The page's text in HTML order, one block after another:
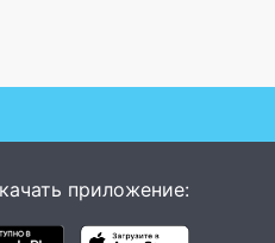
приложение: